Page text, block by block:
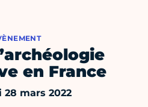
en France
28 mars 2022